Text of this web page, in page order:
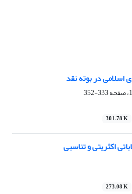
اسلامی در بوته نقد
333-352
301.78 K
اکثریتی و تناسبی
273.08 K